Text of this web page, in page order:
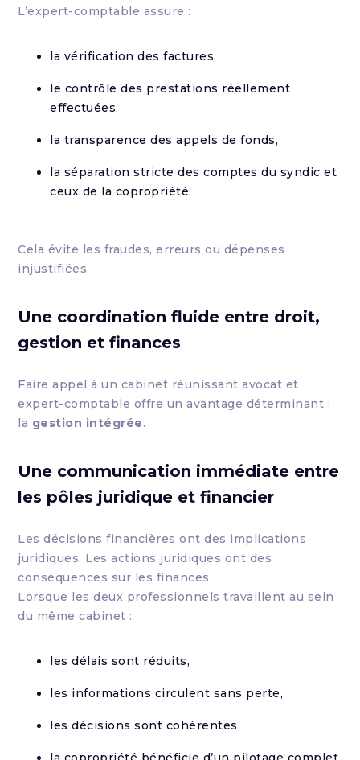
L’expert-comptable assure :
la vérification des factures,
le contrôle des prestations réellement
effectuées,
la transparence des appels de fonds,
la séparation stricte des comptes du syndic et
ceux de la copropriété.
Cela évite les fraudes, erreurs ou dépenses
injustifiées.
Une coordination fluide entre droit,
gestion et finances
Faire appel à un cabinet réunissant avocat et
expert-comptable offre un avantage déterminant :
la gestion intégrée.
Une communication immédiate entre
les pôles juridique et financier
Les décisions financières ont des implications
juridiques. Les actions juridiques ont des
conséquences sur les finances.
Lorsque les deux professionnels travaillent au sein
du même cabinet :
les délais sont réduits,
les informations circulent sans perte,
les décisions sont cohérentes,